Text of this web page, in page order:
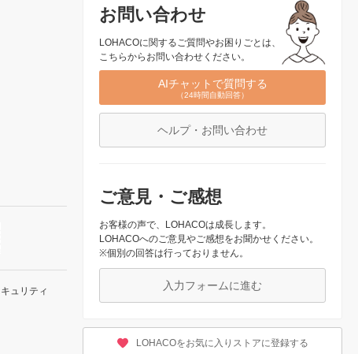
お問い合わせ
LOHACOに関するご質問やお困りごとは、
こちらからお問い合わせください。
AIチャットで質問する
（24時間自動回答）
ヘルプ・お問い合わせ
ご意見・ご感想
お客様の声で、LOHACOは成長します。
LOHACOへのご意見やご感想をお聞かせください。
※個別の回答は行っておりません。
入力フォームに進む
LOHACOをお気に入りストアに登録する
ュリティ